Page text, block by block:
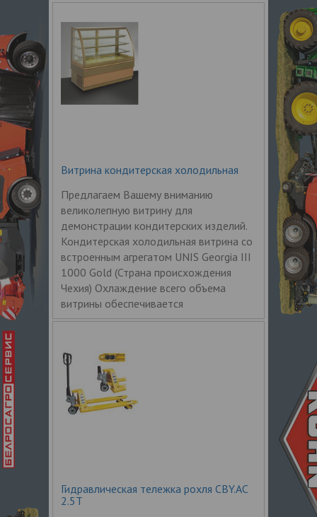
Витрина кондитерская холодильная
Предлагаем Вашему вниманию
великолепную витрину для
демонстрации кондитерских изделий.
Кондитерская холодильная витрина со
встроенным агрегатом UNIS Georgia III
1000 Gold (Страна происхождения
Чехия) Охлаждение всего объема
витрины обеспечивается
Гидравлическая тележка рохля СBY.АС
2.5Т